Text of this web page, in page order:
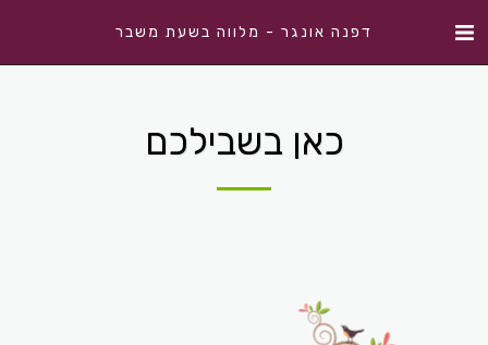
דפנה אונגר - מלווה בשעת משבר
כאן בשבילכם